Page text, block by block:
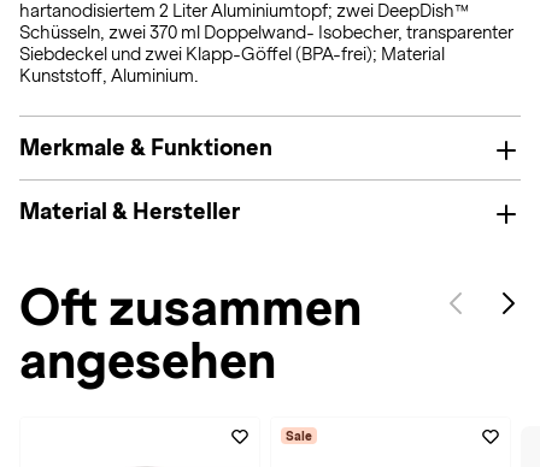
hartanodisiertem 2 Liter Aluminiumtopf; zwei DeepDish™
Schüsseln, zwei 370 ml Doppelwand- Isobecher, transparenter
Siebdeckel und zwei Klapp-Göffel (BPA-frei); Material
Kunststoff, Aluminium.
Merkmale & Funktionen
Material & Hersteller
Oft zusammen
angesehen
Sale